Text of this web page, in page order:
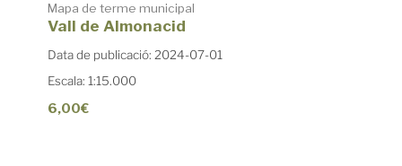
Mapa de terme municipal
Vall de Almonacid
Data de publicació: 2024-07-01
Escala: 1:15.000
6,00€